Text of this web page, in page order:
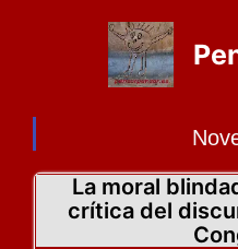
La moral
crítica del